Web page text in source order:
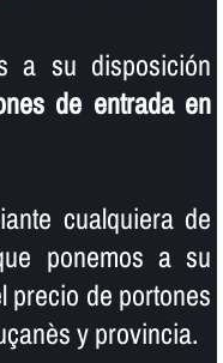
a su disposición
de entrada en
cualquiera de
ponemos a su
precio de portones
y provincia.